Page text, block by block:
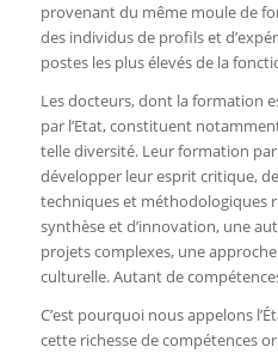
provenant du même moule de
des individus de profils et
postes les plus élevés de la
Les docteurs, dont la formation
par l’Etat, constituent
telle diversité. Leur formation
développer leur esprit critique,
techniques et méthodologiques
synthèse et d’innovation, une
projets complexes, une
culturelle. Autant de
C’est pourquoi nous appelons
cette richesse de compétences